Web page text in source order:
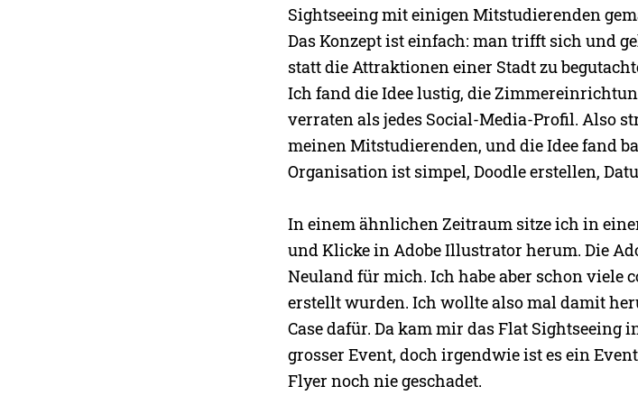
Sightseeing mit einigen Mitstudierenden
Das Konzept ist einfach: man trifft sich und
statt die Attraktionen einer Stadt zu
Ich fand die Idee lustig, die
verraten als jedes Social-Media-Profil. Also
meinen Mitstudierenden, und die Idee fand
Organisation ist simpel, Doodle erstellen,
In einem ähnlichen Zeitraum sitze ich in
und Klicke in Adobe Illustrator herum. Die
Neuland für mich. Ich habe aber schon viele
erstellt wurden. Ich wollte also mal damit
Case dafür. Da kam mir das Flat Sightseeing
grosser Event, doch irgendwie ist es ein
Flyer noch nie geschadet.